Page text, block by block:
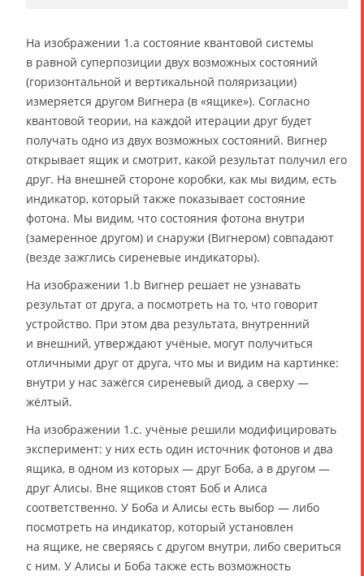
На изображении 1.а состояние квантовой системы
в равной суперпозиции двух возможных состояний
(горизонтальной и вертикальной поляризации)
измеряется другом Вигнера (в «ящике»). Согласно
квантовой теории, на каждой итерации друг будет
получать одно из двух возможных состояний. Вигнер
открывает ящик и смотрит, какой результат получил его
друг. На внешней стороне коробки, как мы видим, есть
индикатор, который также показывает состояние
фотона. Мы видим, что состояния фотона внутри
(замеренное другом) и снаружи (Вигнером) совпадают
(везде зажглись сиреневые индикаторы).
На изображении 1.b Вигнер решает не узнавать
результат от друга, а посмотреть на то, что говорит
устройство. При этом два результата, внутренний
и внешний, утверждают учёные, могут получиться
отличными друг от друга, что мы и видим на картинке:
внутри у нас зажёгся сиреневый диод, а сверху —
жёлтый.
На изображении 1.с. учёные решили модифицировать
эксперимент: у них есть один источник фотонов и два
ящика, в одном из которых — друг Боба, а в другом —
друг Алисы. Вне ящиков стоят Боб и Алиса
соответственно. У Боба и Алисы есть выбор — либо
посмотреть на индикатор, который установлен
на ящике, не сверяясь с другом внутри, либо свериться
с ним. У Алисы и Боба также есть возможность